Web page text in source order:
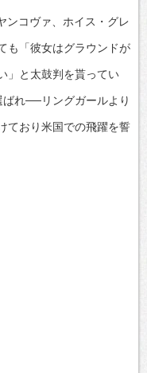
ンコヴァ、ホイス・グレ
も「彼女はグラウンドが
」と太鼓判を貰ってい
れ──リングガールより
ており米国での飛躍を誓